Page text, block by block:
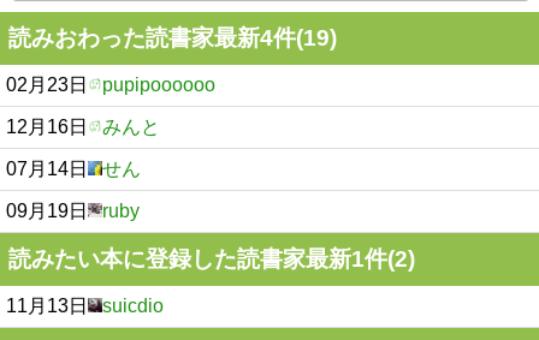
読みおわった読書家最新4件(19)
02月23日 pupipoooooo
12月16日 みんと
07月14日 せん
09月19日 ruby
読みたい本に登録した読書家最新1件(2)
11月13日 suicdio